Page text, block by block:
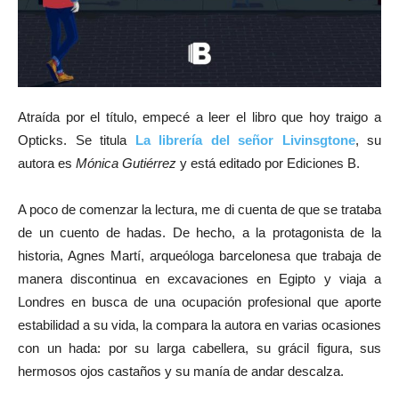
Atraída por el título, empecé a leer el libro que hoy traigo a
Opticks. Se titula La librería del señor Livinsgtone, su
autora es Mónica Gutiérrez y está editado por Ediciones B.
A poco de comenzar la lectura, me di cuenta de que se trataba
de un cuento de hadas. De hecho, a la protagonista de la
historia, Agnes Martí, arqueóloga barcelonesa que trabaja de
manera discontinua en excavaciones en Egipto y viaja a
Londres en busca de una ocupación profesional que aporte
estabilidad a su vida, la compara la autora en varias ocasiones
con un hada: por su larga cabellera, su grácil figura, sus
hermosos ojos castaños y su manía de andar descalza.